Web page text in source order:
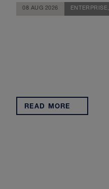
08 AUG 2026 ENTERPRISE,
READ MORE